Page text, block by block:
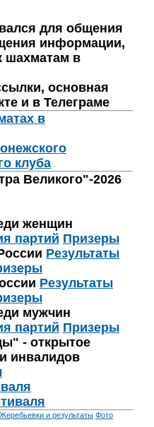
для общения
информации,
шахматам в
основная
и в Телеграме
в
клуба
Великого"-2026
женщин
партий Призеры
Результаты
Результаты
мужчин
партий Призеры
- открытое
инвалидов
Жеребьевки и результаты Фото